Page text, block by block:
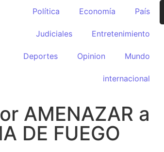
Política Economía País
Judiciales Entretenimiento
Deportes Opinion Mundo
internacional
AMENAZAR a
DE FUEGO